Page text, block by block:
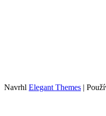
Navrhl Elegant Themes |